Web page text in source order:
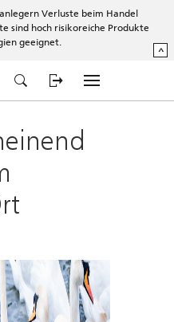
Verluste beim Handel
sind hoch risikoreiche Produkte
geeignet.
^